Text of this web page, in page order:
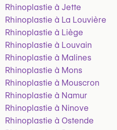
Rhinoplastie à Jette
Rhinoplastie à La Louvière
Rhinoplastie à Liège
Rhinoplastie à Louvain
Rhinoplastie à Malines
Rhinoplastie à Mons
Rhinoplastie à Mouscron
Rhinoplastie à Namur
Rhinoplastie à Ninove
Rhinoplastie à Ostende